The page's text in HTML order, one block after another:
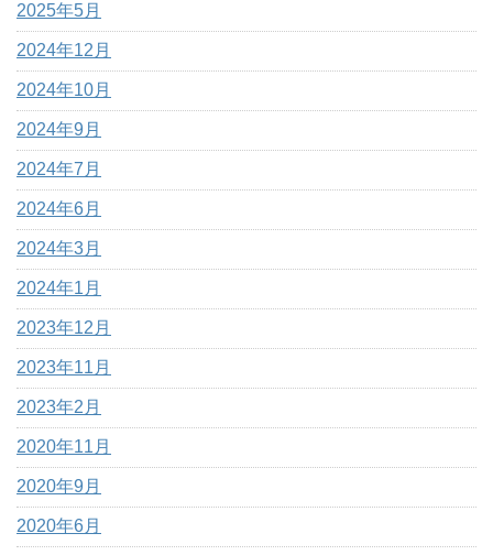
2025年5月
2024年12月
2024年10月
2024年9月
2024年7月
2024年6月
2024年3月
2024年1月
2023年12月
2023年11月
2023年2月
2020年11月
2020年9月
2020年6月